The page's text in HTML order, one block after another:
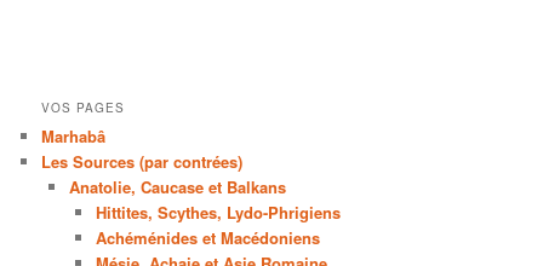
VOS PAGES
Marhabâ
Les Sources (par contrées)
Anatolie, Caucase et Balkans
Hittites, Scythes, Lydo-Phrigiens
Achéménides et Macédoniens